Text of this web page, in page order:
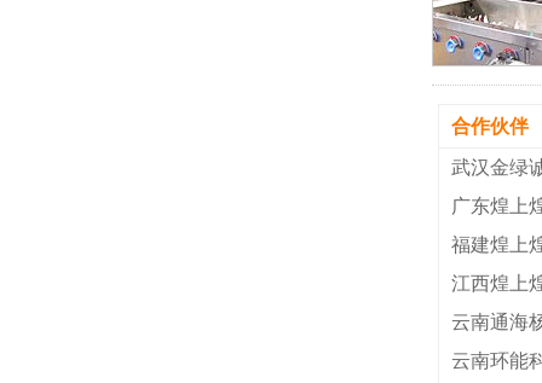
合作伙伴
武汉金绿
广东煌上
福建煌上
江西煌上
云南通海
云南环能